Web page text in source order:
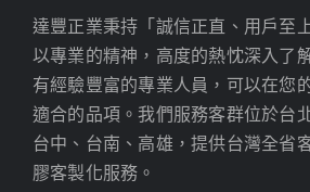
達豐正業秉持「誠信正直、用戶至
以專業的精神，高度的熱忱深入了
有經驗豐富的專業人員，可以在您
適合的品項。我們服務客群位於台
台中、台南、高雄，提供台灣全省
膠客製化服務。